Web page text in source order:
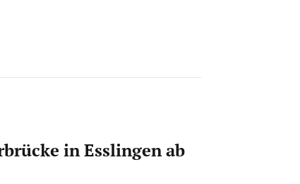
in Esslingen ab